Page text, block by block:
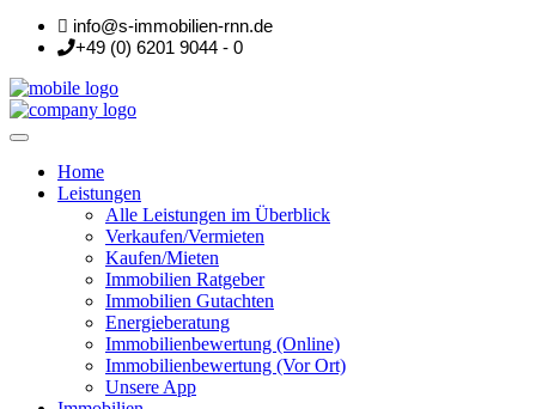
info@s-immobilien-rnn.de
+49 (0) 6201 9044 - 0
Home
Leistungen
Alle Leistungen im Überblick
Verkaufen/Vermieten
Kaufen/Mieten
Immobilien Ratgeber
Immobilien Gutachten
Energieberatung
Immobilienbewertung (Online)
Immobilienbewertung (Vor Ort)
Unsere App